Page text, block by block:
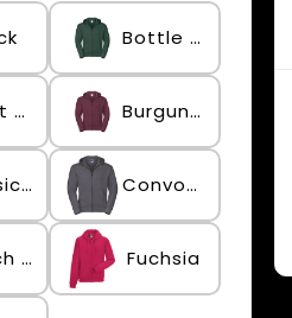
Bottle Green
Bright Royal Burgundy
Classic Red Convoy Grey
French Navy Fuchsia